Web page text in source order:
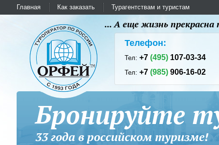
Главная Как заказать Турагентствам и туристам
... А еще жизнь
Телефон:
Тел:+7(495) 107-03-34
Тел:+7(985) 906-16-02
Бронируйте
33 года в российском